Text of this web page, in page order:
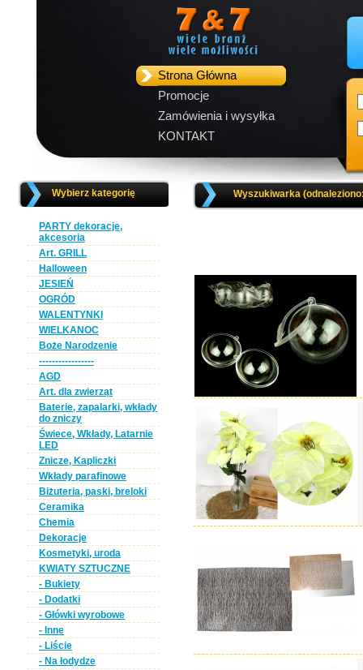
Strona Główna
Promocje
Zamówienia i wysyłka
KONTAKT
Wybierz kategorię
PARTY dekoracje,
akcesoria
Art. GRILL
Halloween
JESIEŃ
OGRÓD
WALENTYNKI
WIELKANOC
Boże Narodzenie
-----------------
AGD
Art. dla zwierząt
Baterie, zapalarki, wkłady
do zniczy
Świece, Wkłady, Latarnie
LED
Znicze, Kapliczki
Wkłady parafinowe
Biżuteria, paski, breloki
Ceramika
Chemia
Dekoracje
Kosmetyki, uroda
KWIATY SZTUCZNE
- Bukiety
- Dodatki
- Główki wyrobowe
- Inne
- Liście
- Na łodydze
Wyszukiwarka